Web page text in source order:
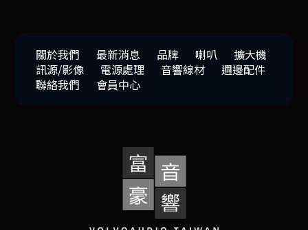
關於我們 最新消息 品牌 喇叭
擴大機
訊源/影像
電源處理 音響線材
週邊配件
聯絡我們
會員中心